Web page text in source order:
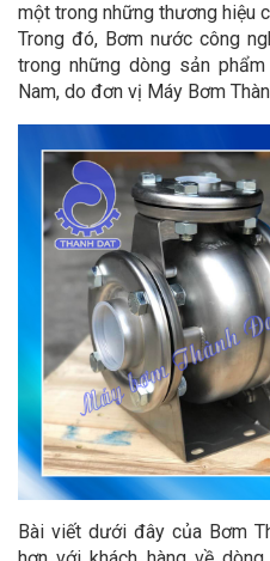
một trong những thương hiệu
Trong đó, Bơm nước công
trong những dòng sản
Nam, do đơn vị Máy Bơm
Bài viết dưới đây của Bơm